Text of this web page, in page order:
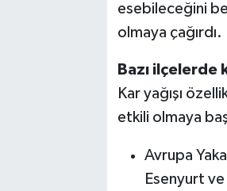
esebileceğini
olmaya çağırdı.
Bazı ilçelerde
Kar yağışı
etkili olmaya
Avrupa
Esenyurt